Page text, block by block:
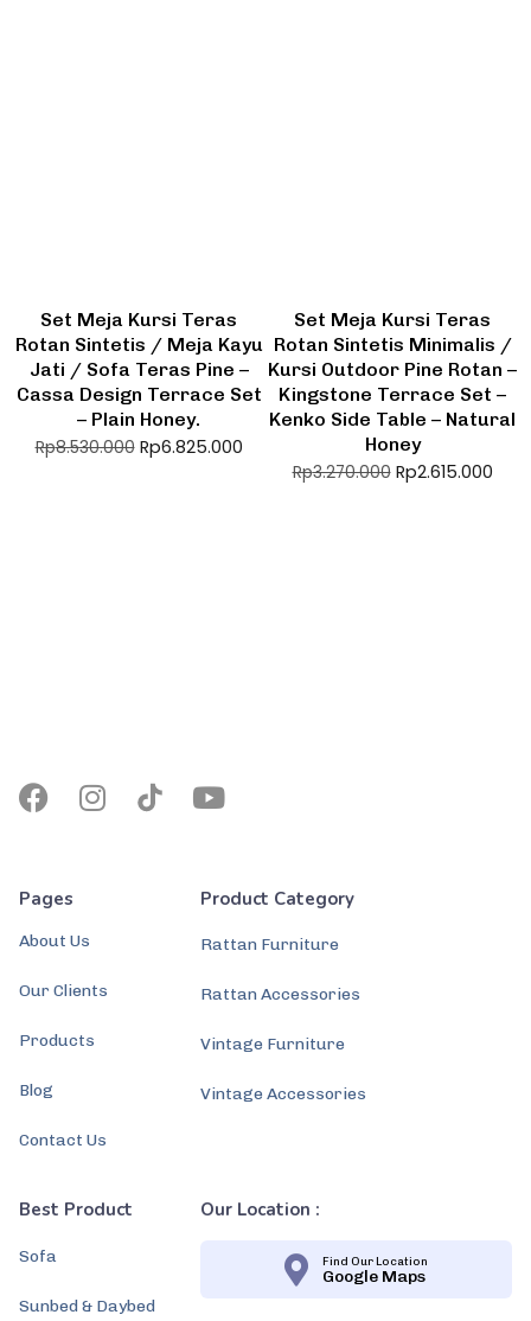
Set Meja Kursi Teras
Rotan Sintetis / Meja Kayu
Jati / Sofa Teras Pine –
Cassa Design Terrace Set
– Plain Honey.
Rp8.530.000 Rp6.825.000
Set Meja Kursi Teras
Rotan Sintetis Minimalis /
Kursi Outdoor Pine Rotan –
Kingstone Terrace Set –
Kenko Side Table – Natural
Honey
Rp3.270.000 Rp2.615.000
Pages
About Us
Our Clients
Products
Blog
Contact Us
Product Category
Rattan Furniture
Rattan Accessories
Vintage Furniture
Vintage Accessories
Best Product
Sofa
Sunbed & Daybed
Our Location :
Find Our Location
Google Maps